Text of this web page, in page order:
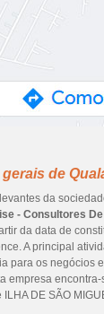
de
da
- Consultores
da data de
A principal
para os negócios
empresa
ILHA DE SÃO